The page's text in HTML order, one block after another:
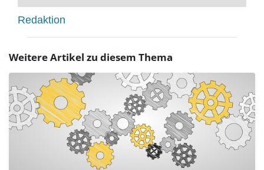
Redaktion
Weitere Artikel zu diesem Thema